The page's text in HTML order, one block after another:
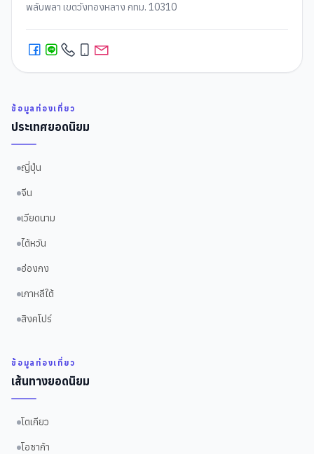
พลับพลา เขตวังทองหลาง กทม. 10310
ข้อมูลท่องเที่ยว
ประเทศยอดนิยม
ญี่ปุ่น
จีน
เวียดนาม
ไต้หวัน
ฮ่องกง
เกาหลีใต้
สิงคโปร์
ข้อมูลท่องเที่ยว
เส้นทางยอดนิยม
โตเกียว
โอซาก้า